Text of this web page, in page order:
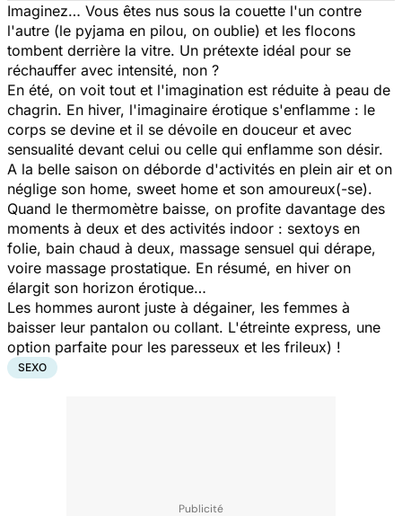
Imaginez… Vous êtes nus sous la couette l'un contre
l'autre (le pyjama en pilou, on oublie) et les flocons
tombent derrière la vitre. Un prétexte idéal pour se
réchauffer avec intensité, non ?
En été, on voit tout et l'imagination est réduite à peau de
chagrin. En hiver, l'imaginaire érotique s'enflamme : le
corps se devine et il se dévoile en douceur et avec
sensualité devant celui ou celle qui enflamme son désir.
A la belle saison on déborde d'activités en plein air et on
néglige son home, sweet home et son amoureux(-se).
Quand le thermomètre baisse, on profite davantage des
moments à deux et des activités indoor : sextoys en
folie, bain chaud à deux, massage sensuel qui dérape,
voire massage prostatique. En résumé, en hiver on
élargit son horizon érotique…
Les hommes auront juste à dégainer, les femmes à
baisser leur pantalon ou collant. L'étreinte express, une
option parfaite pour les paresseux et les frileux) !
SEXO